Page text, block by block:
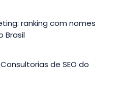
ranking com nomes
Brasil
de SEO do